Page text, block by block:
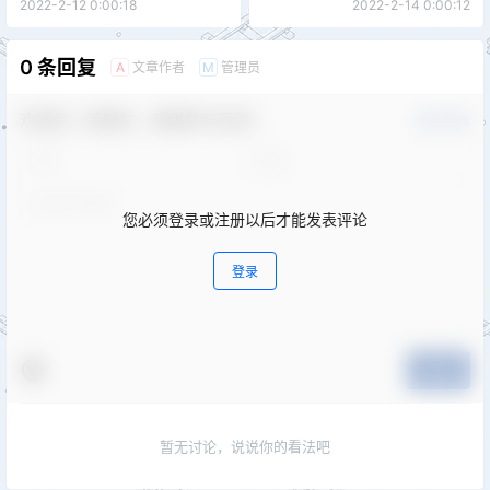
2022-2-12 0:00:18 2022-2-14 0:00:12
0 条回复 A 文章作者 M 管理员
您必须登录或注册以后才能发表评论
登录
暂无讨论，说说你的看法吧